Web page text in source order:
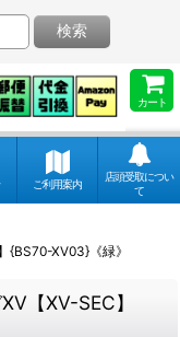
カート
検索
ご利用案内
店頭受取につい
て
{BS70-XV03}《緑》
【XV-SEC】